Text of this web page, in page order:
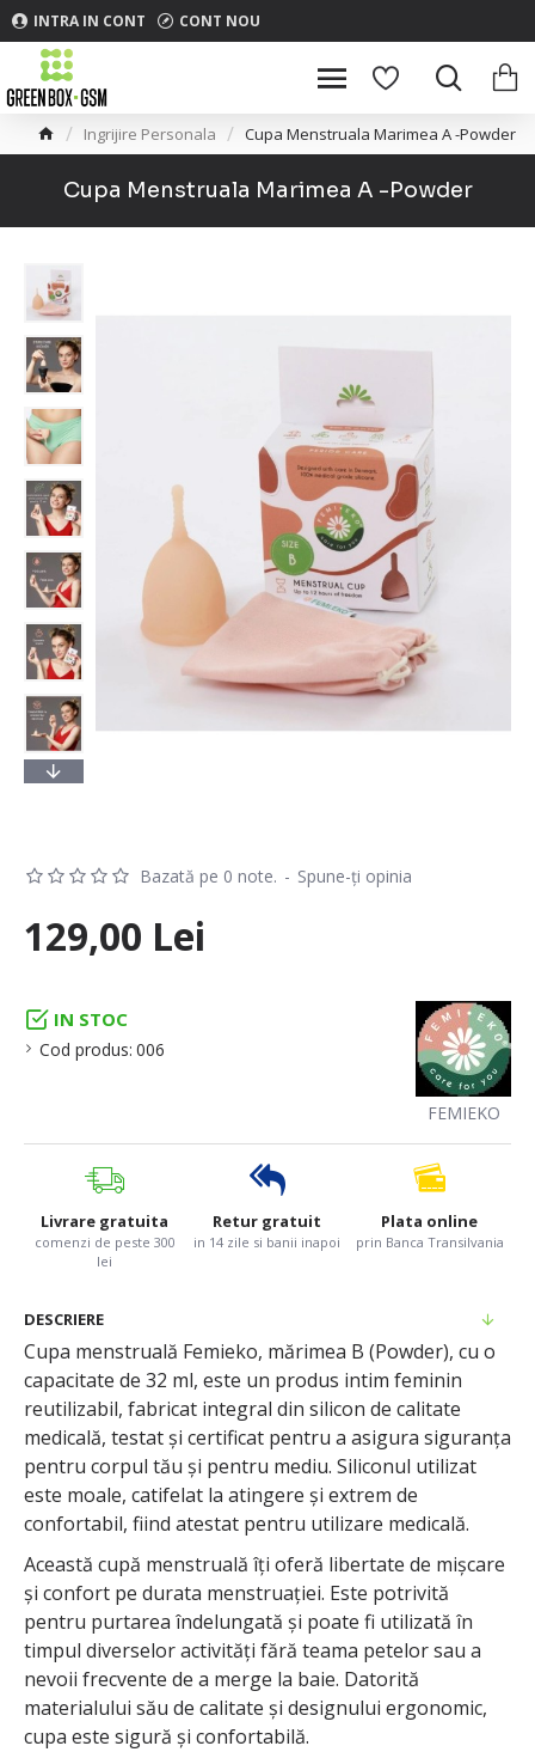
INTRA IN CONT CONT NOU
Ingrijire Personala Cupa Menstruala Marimea A -Powder
Cupa Menstruala Marimea A -Powder
IN STOC
Cod produs: 006
FEMIEKO
Bazată pe 0 note. - Spune-ţi opinia
129,00 Lei
Livrare gratuita
comenzi de peste 300
lei
Retur gratuit
in 14 zile si banii inapoi
Plata online
prin Banca Transilvania
DESCRIERE
Cupa menstruală Femieko, mărimea B (Powder), cu o
capacitate de 32 ml, este un produs intim feminin
reutilizabil, fabricat integral din silicon de calitate
medicală, testat și certificat pentru a asigura siguranța
pentru corpul tău și pentru mediu. Siliconul utilizat
este moale, catifelat la atingere și extrem de
confortabil, fiind atestat pentru utilizare medicală.
Această cupă menstruală îți oferă libertate de mișcare
și confort pe durata menstruației. Este potrivită
pentru purtarea îndelungată și poate fi utilizată în
timpul diverselor activități fără teama petelor sau a
nevoii frecvente de a merge la baie. Datorită
materialului său de calitate și designului ergonomic,
cupa este sigură și confortabilă.